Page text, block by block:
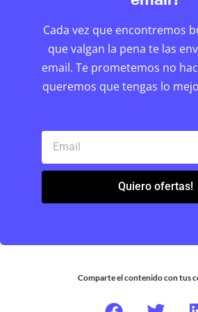
Cada vez que encontremos
que valgan la pena te las
email. Te prometemos no
queremos que tengas lo
Quiero ofertas!
Comparte el contenido con tus